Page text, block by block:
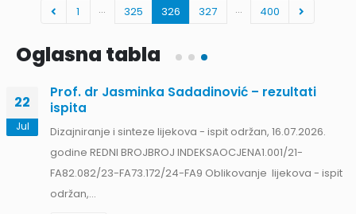
1 … 325 326 327 … 400
Oglasna tabla
22
Jul
Prof. dr Jasminka Sadadinović – rezultati
ispita
Dizajniranje i sinteze lijekova - ispit održan, 16.07.2026.
godine REDNI BROJBROJ INDEKSAOCJENA1.001/21-
FA82.082/23-FA73.172/24-FA9 Oblikovanje lijekova - ispit
održan,...